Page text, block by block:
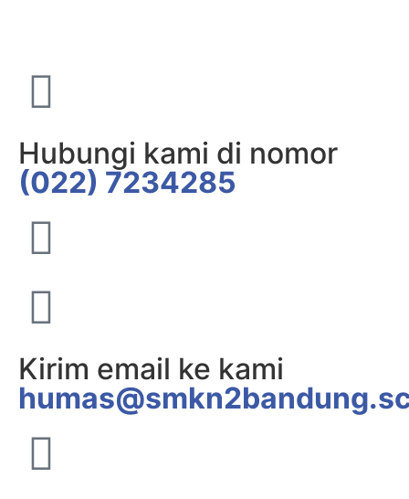
Hubungi kami di nomor
(022) 7234285
Kirim email ke kami